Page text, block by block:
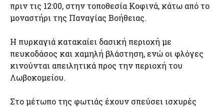
πριν τις 12:00, στην τοποθεσία Κοφινά, κάτω από το
μοναστήρι της Παναγίας Βοήθειας.
Η πυρκαγιά κατακαίει δασική περιοχή με
πευκοδάσος και χαμηλή βλάστηση, ενώ οι φλόγες
κινούνται απειλητικά προς την περιοχή του
Λωβοκομείου.
Στο μέτωπο της φωτιάς έχουν σπεύσει ισχυρές